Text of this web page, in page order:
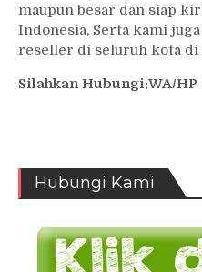
maupun besar dan siap
Indonesia, Serta kami
reseller di seluruh kota di
Silahkan Hubungi:WA/HP
Hubungi Kami